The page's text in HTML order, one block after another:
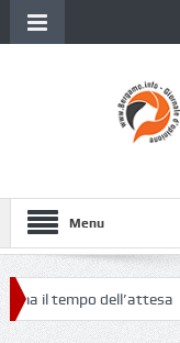
Menu
tempo dell’attesa